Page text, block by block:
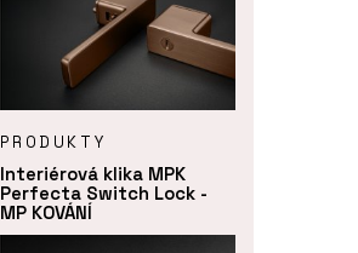
PRODUKTY
Interiérová klika MPK
Perfecta Switch Lock -
MP KOVÁNÍ